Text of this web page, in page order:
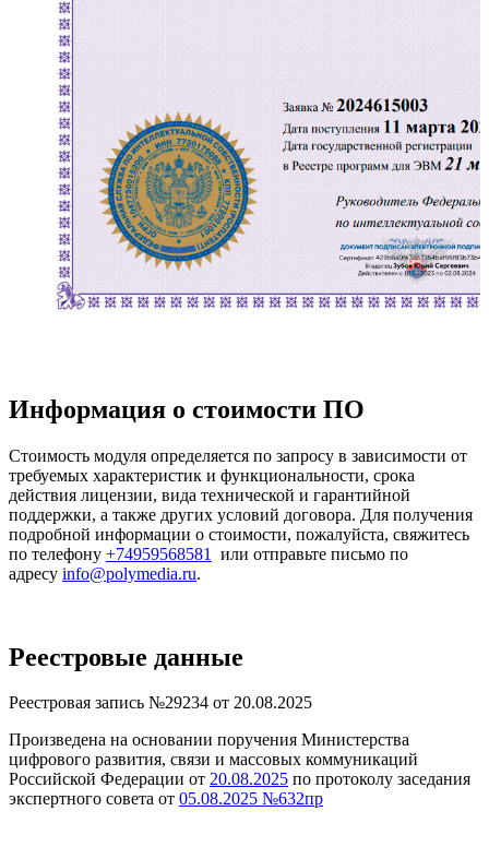
Информация о стоимости ПО
Стоимость модуля определяется по запросу в зависимости от
требуемых характеристик и функциональности, срока
действия лицензии, вида технической и гарантийной
поддержки, а также других условий договора. Для получения
подробной информации о стоимости, пожалуйста, свяжитесь
по телефону +74959568581
или отправьте письмо по
адресу info@polymedia.ru.
Реестровые данные
Реестровая запись №29234 от 20.08.2025
Произведена на основании поручения Министерства
цифрового развития, связи и массовых коммуникаций
Российской Федерации от 20.08.2025 по протоколу заседания
экспертного совета от 05.08.2025 №632пр